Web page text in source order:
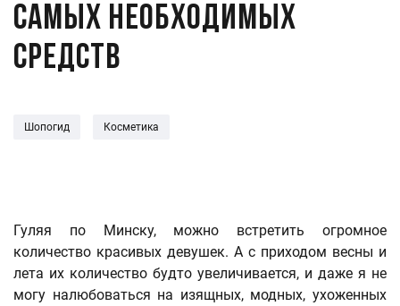
самых необходимых
средств
Шопогид Косметика
Гуляя по Минску, можно встретить огромное
количество красивых девушек. А с приходом весны и
лета их количество будто увеличивается, и даже я не
могу налюбоваться на изящных, модных, ухоженных